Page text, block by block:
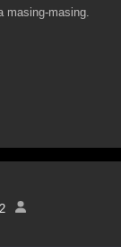
masing-masing.
2